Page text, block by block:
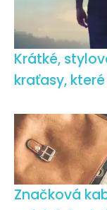
Krátké,
kraťasy,
Značková